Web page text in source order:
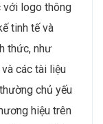
với logo thông
tinh tế và
thức, như
các tài liệu
chủ yếu
hiệu trên